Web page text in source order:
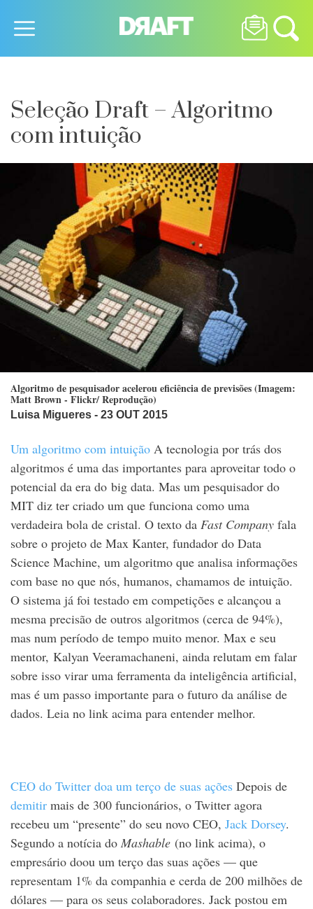
Seleção Draft – Algoritmo
com intuição
Algoritmo de pesquisador acelerou eficiência de previsões (Imagem:
Matt Brown - Flickr/ Reprodução)
Luisa Migueres - 23 OUT 2015
Um algoritmo com intuição A tecnologia por trás dos
algoritmos é uma das importantes para aproveitar todo o
potencial da era do big data. Mas um pesquisador do
MIT diz ter criado um que funciona como uma
verdadeira bola de cristal. O texto da Fast Company fala
sobre o projeto de Max Kanter, fundador do Data
Science Machine, um algoritmo que analisa informações
com base no que nós, humanos, chamamos de intuição.
O sistema já foi testado em competições e alcançou a
mesma precisão de outros algoritmos (cerca de 94%),
mas num período de tempo muito menor. Max e seu
mentor, Kalyan Veeramachaneni, ainda relutam em falar
sobre isso virar uma ferramenta da inteligência artificial,
mas é um passo importante para o futuro da análise de
dados. Leia no link acima para entender melhor.
CEO do Twitter doa um terço de suas ações Depois de
demitir mais de 300 funcionários, o Twitter agora
recebeu um “presente” do seu novo CEO, Jack Dorsey.
Segundo a notícia do Mashable (no link acima), o
empresário doou um terço das suas ações — que
representam 1% da companhia e cerda de 200 milhões de
dólares — para os seus colaboradores. Jack postou em